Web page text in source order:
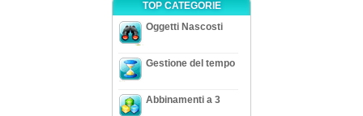
TOP CATEGORIE
Oggetti Nascosti
Gestione del tempo
Abbinamenti a 3